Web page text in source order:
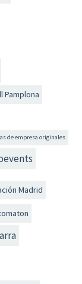
Pamplona
de empresa originales
Madrid